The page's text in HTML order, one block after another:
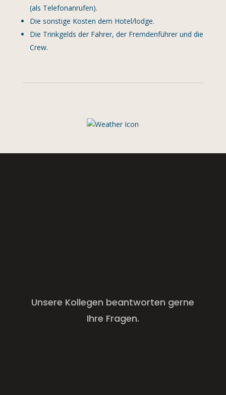
(als Telefonanrufen).
Die sonstige Kosten dem Hotel/lodge.
Die Trinkgelds der Fahrer, der Fremdenführer und die
Crew.
Unsere Kollegen beantworten gerne
Ihre Fragen.